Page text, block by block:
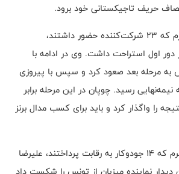
حریف تاجیکستانی خود برود.
در وزن منفی ۹۰ کیلوگرم که ۲۳ شرکت‌کننده حضور داشتند،
دور اول استراحت داشت. وی در ادامه با
به مرحله بعد صعود کرد و سپس با پیروزی
به نیمه‌نهایی رسید. چوپان در این مرحله برابر
را واگذار کرد و باید برای کسب مدال برنز
در وزن منفی ۱۰۰ کیلوگرم که ۱۴ جودوکار به رقابت پرداختند، علیرضا